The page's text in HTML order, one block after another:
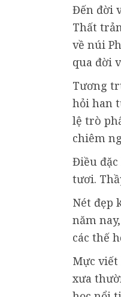
Đến đời
Thất
về núi
qua đời
Tương
hỏi han
lệ trò
chiêm
Điều đặc
tươi.
Nét đẹp
năm
các thế
Mực
xưa